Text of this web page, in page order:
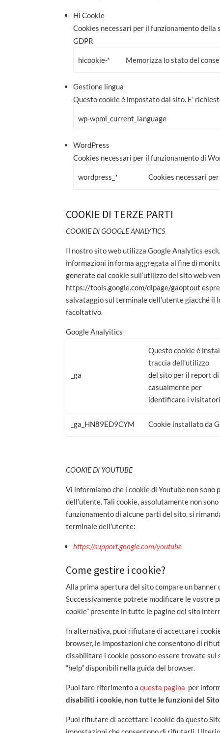
Hi Cookie
Cookies necessari per il funzionamento
GDPR
hicookie-* Memorizza lo stato del
Gestione lingua
Questo cookie è impostato dal sito. E’
wp-wpml_current_language
WordPress
Cookies necessari per il funzionamento di
wordpress_* Cookies necessari
COOKIE DI TERZE PARTI
COOKIE DI GOOGLE ANALYTICS
Il nostro sito web utilizza Google Analytics
informazioni in forma aggregata al fine di
generate dal cookie sull’utilizzo del sito web
https://tools.google.com/dlpage/gaoptout
salvataggio sul terminale dell’utente giacché
facoltativo.
Google Analyitics
_ga
Questo cookie è
traccia dell’utilizzo
del sito per il report di
casualmente per
identificare i
_ga_HN89ED9CYM Cookie installato da
COOKIE DI YOUTUBE
Vi informiamo che i cookie di Youtube non
dell’utente. Tali cookie, assolutamente non
funzionamento di alcune parti del sito, si
terminale dell’utente:
https://support.google.com/youtube
Come gestire i cookie?
Alla prima apertura del sito compare un
Successivamente potrete modificare le vostre
cookie” presente in tutte le pagine del sito
In alternativa, puoi rifiutare di accettare i
browser, le impostazioni che consentono di
disabilitare i cookie possono essere trovate
“help” disponibili nella guida del browser.
Puoi fare riferimento aquesta pagina per
disabiliti i cookie, non tutte le funzioni del
Puoi rifiutare di accettare i cookie da questo